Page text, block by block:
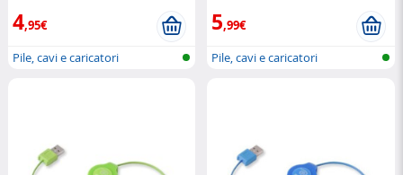
4,95€
Pile, cavi e caricatori
5,99€
Pile, cavi e caricatori